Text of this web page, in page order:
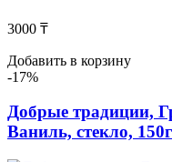
3000 ₸
Добавить в корзину
-17%
Добрые традиции,
Ваниль, стекло, 150г